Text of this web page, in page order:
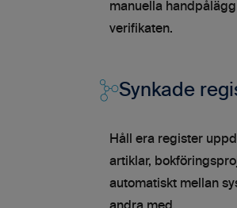
manuella
verifikaten.
Synkade
Håll era register
artiklar,
automatiskt mellan